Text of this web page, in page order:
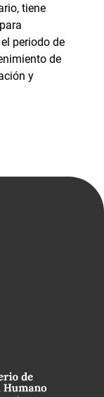
tiene
periodo de
de
y